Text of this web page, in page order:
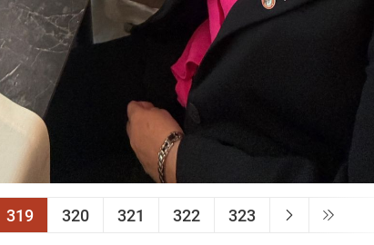
319 320 321 322 323